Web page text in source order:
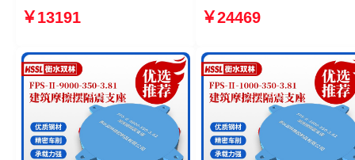
FPSII-5000-300-3.48 建筑摩
￥13191
FPSII-5000-300-3.48 摩擦
￥24469